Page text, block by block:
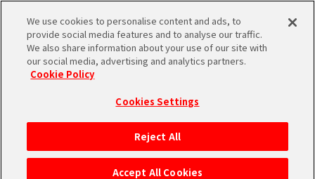
MEN
INICIO
VÍDEOS
We use cookies to personalise content and ads, to
provide social media features and to analyse our traffic.
We also share information about your use of our site with
our social media, advertising and analytics partners.
Cookie Policy
Cookies Settings
Reject All
Accept All Cookies